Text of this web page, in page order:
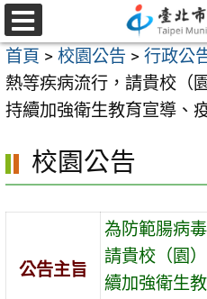
跳
至
主
要
內
區
選
單
首頁 > 校園公告 > 行政公
熱等疾病流行，請貴校（
持續加強衛生教育宣導、
校園公告
公告主旨
為防範腸病
請貴校（園
續加強衛生